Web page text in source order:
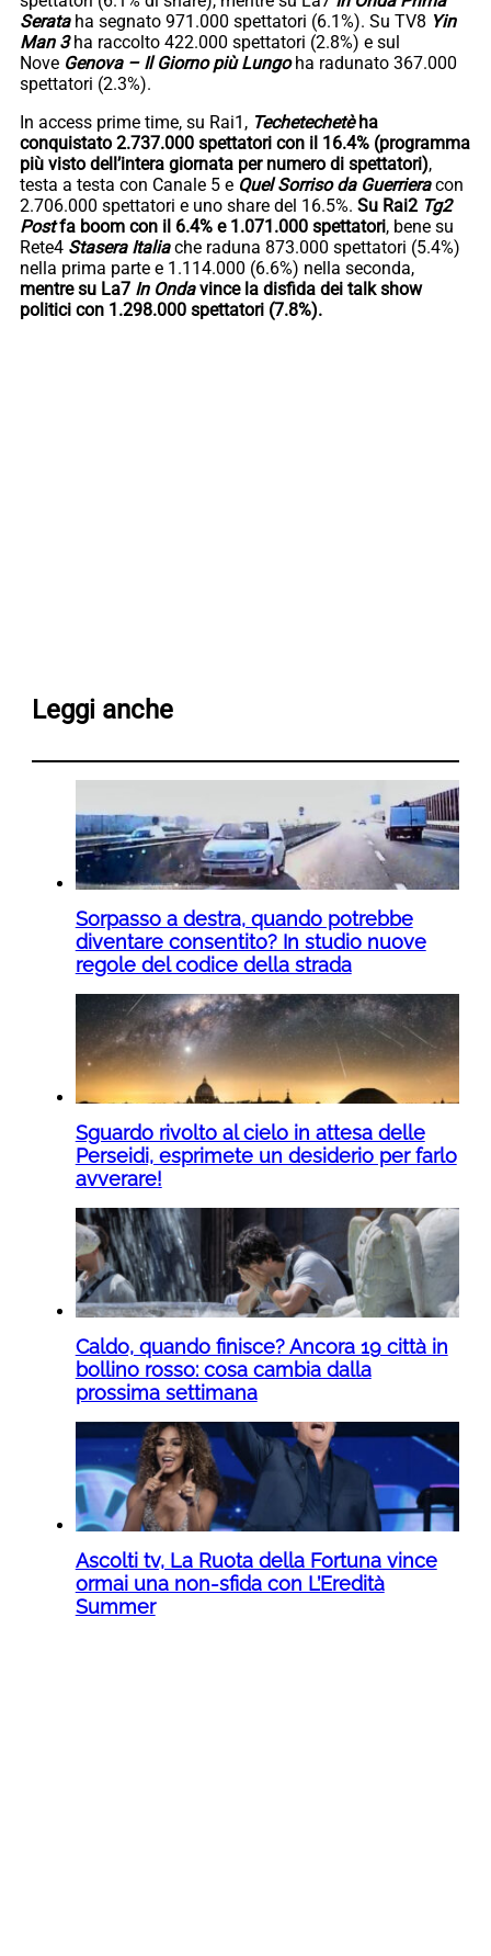
Serata ha segnato 971.000 spettatori (6.1%). Su TV8 Yin
Man 3ha raccolto 422.000 spettatori (2.8%) e sul
Nove Genova – Il Giorno più Lungoha radunato 367.000
spettatori (2.3%).
In access prime time, su Rai1, Techetechetèha
conquistato 2.737.000 spettatori con il 16.4% (programma
più visto dell’intera giornata per numero di spettatori),
testa a testa con Canale 5 e Quel Sorriso da Guerrieracon
2.706.000 spettatori e uno share del 16.5%. Su Rai2 Tg2
Postfa boom con il 6.4% e 1.071.000 spettatori, bene su
Rete4 Stasera Italiache raduna 873.000 spettatori (5.4%)
nella prima parte e 1.114.000 (6.6%) nella seconda,
mentre su La7 In Ondavince la disfida dei talk show
politici con 1.298.000 spettatori (7.8%).
Leggi anche
Sorpasso a destra, quando potrebbe
diventare consentito? In studio nuove
regole del codice della strada
Sguardo rivolto al cielo in attesa delle
Perseidi, esprimete un desiderio per farlo
avverare!
Caldo, quando finisce? Ancora 19 città in
bollino rosso: cosa cambia dalla
prossima settimana
Ascolti tv, La Ruota della Fortuna vince
ormai una non-sfida con L’Eredità
Summer